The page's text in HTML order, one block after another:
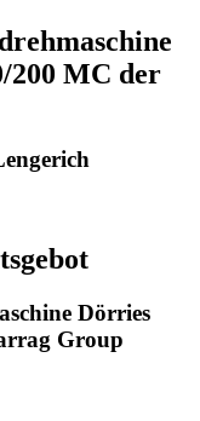
200 MC der
Dörries
Group